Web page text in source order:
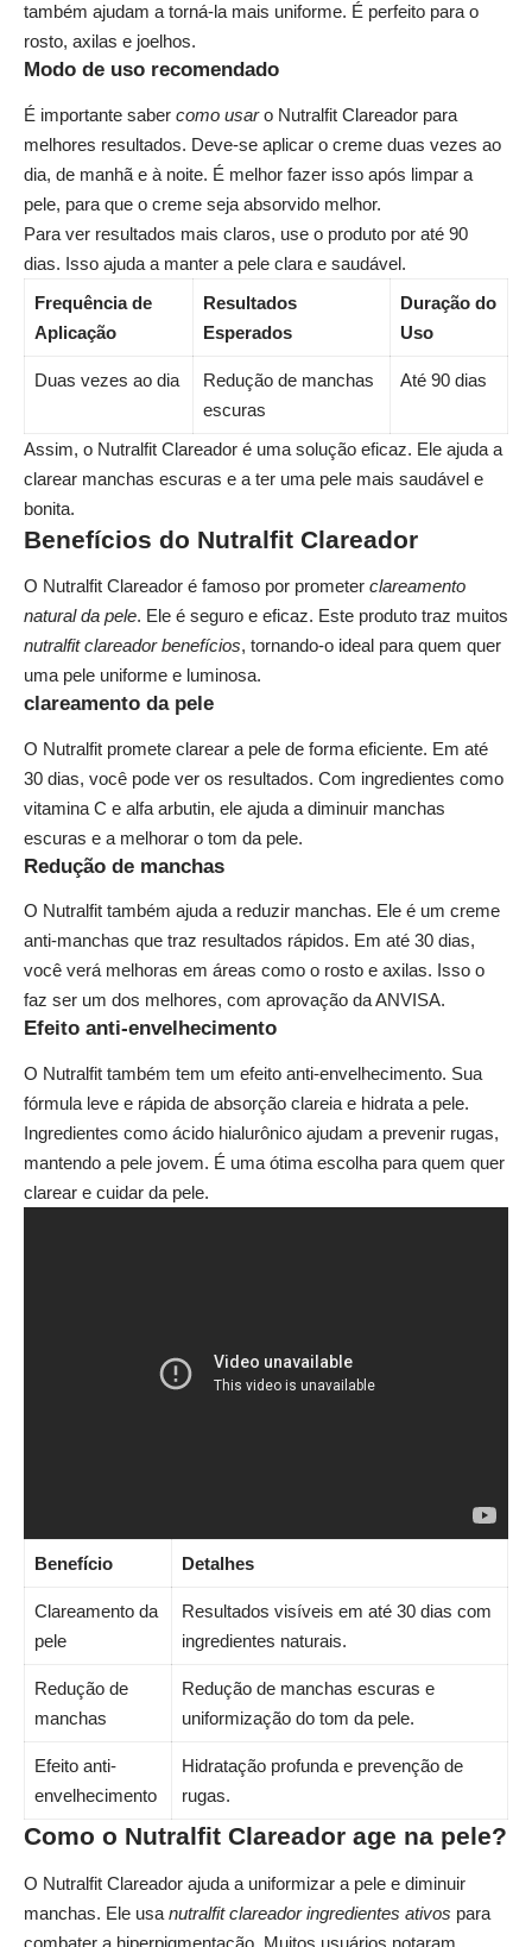
também ajudam a torná-la mais uniforme. É perfeito para o
rosto, axilas e joelhos.
Modo de uso recomendado
É importante saber como usaro Nutralfit Clareador para
melhores resultados. Deve-se aplicar o creme duas vezes ao
dia, de manhã e à noite. É melhor fazer isso após limpar a
pele, para que o creme seja absorvido melhor.
Para ver resultados mais claros, use o produto por até 90
dias. Isso ajuda a manter a pele clara e saudável.
Frequência de
Aplicação
Resultados
Esperados
Duração do
Uso
Duas vezes ao dia
Redução de manchas
escuras
Até 90 dias
Assim, o Nutralfit Clareador é uma solução eficaz. Ele ajuda a
clarear manchas escuras e a ter uma pele mais saudável e
bonita.
Benefícios do Nutralfit Clareador
O Nutralfit Clareador é famoso por prometer clareamento
natural da pele. Ele é seguro e eficaz. Este produto traz muitos
nutralfit clareador benefícios, tornando-o ideal para quem quer
uma pele uniforme e luminosa.
clareamento da pele
O Nutralfit promete clarear a pele de forma eficiente. Em até
30 dias, você pode ver os resultados. Com ingredientes como
vitamina C e alfa arbutin, ele ajuda a diminuir manchas
escuras e a melhorar o tom da pele.
Redução de manchas
O Nutralfit também ajuda a reduzir manchas. Ele é um creme
anti-manchas que traz resultados rápidos. Em até 30 dias,
você verá melhoras em áreas como o rosto e axilas. Isso o
faz ser um dos melhores, com aprovação da ANVISA.
Efeito anti-envelhecimento
O Nutralfit também tem um efeito anti-envelhecimento. Sua
fórmula leve e rápida de absorção clareia e hidrata a pele.
Ingredientes como ácido hialurônico ajudam a prevenir rugas,
mantendo a pele jovem. É uma ótima escolha para quem quer
clarear e cuidar da pele.
Benefício
Detalhes
Clareamento da
pele
Resultados visíveis em até 30 dias com
ingredientes naturais.
Redução de
manchas
Redução de manchas escuras e
uniformização do tom da pele.
Efeito anti-
envelhecimento
Hidratação profunda e prevenção de
rugas.
Como o Nutralfit Clareador age na pele?
O Nutralfit Clareador ajuda a uniformizar a pele e diminuir
manchas. Ele usa nutralfit clareador ingredientes ativos para
combater a hiperpigmentação. Muitos usuários notaram